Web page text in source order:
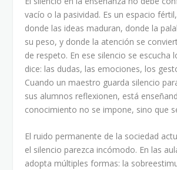
vacío o la pasividad. Es un espacio
donde las ideas maduran, donde la
su peso, y donde la atención se
de respeto. En ese silencio se escucha
dice: las dudas, las emociones, los
Cuando un maestro guarda silencio
sus alumnos reflexionen, está
conocimiento no se impone, sino que
El ruido permanente de la sociedad
el silencio parezca incómodo. En las
adopta múltiples formas: la